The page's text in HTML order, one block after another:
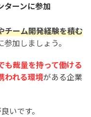
ターンに参加
チーム開発経験を積む
加しましょう。
も裁量を持って働ける
われる環境がある企業
いです。